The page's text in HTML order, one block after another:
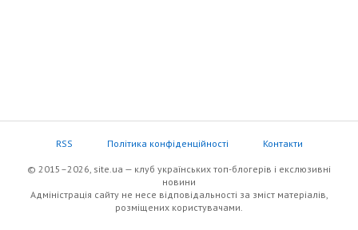
RSS Політика конфіденційності Контакти
© 2015–2026, site.ua — клуб українських топ-блогерів i екслюзивнi
новини
Адміністрація сайту не несе відповідальності за зміст матеріалів,
розміщених користувачами.